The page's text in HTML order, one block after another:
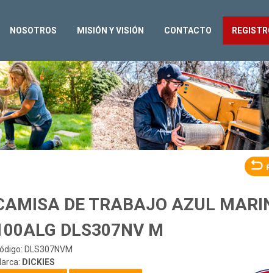
NOSOTROS MISIÓN Y VISIÓN CONTACTO
DE TRABAJO AZUL
DLS307NV M
DLS307NVM
DICKIES